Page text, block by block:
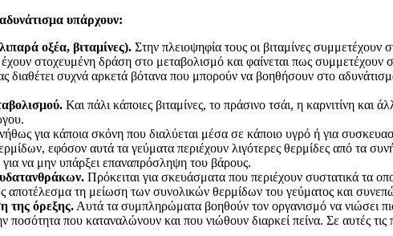
υπάρχουν:
οξέα, βιταμίνες). Στην πλειοψηφία τους οι βιταμίνες
στοχευμένη δράση στο μεταβολισμό και φαίνεται πως συμμετέχουν
διαθέτει συχνά αρκετά βότανα που μπορούν να βοηθήσουν στο
Και πάλι κάποιες βιταμίνες, το πράσινο τσάι, η καρνιτίνη
για κάποια σκόνη που διαλύεται μέσα σε κάποιο υγρό ή για
εφόσον αυτά τα γεύματα περιέχουν λιγότερες θερμίδες από τα
να μην υπάρξει επαναπρόσληψη του βάρους.
Πρόκειται για σκευάσματα που περιέχουν συστατικά τα
τη μείωση των συνολικών θερμίδων του γεύματος και
της όρεξης. Αυτά τα συμπληρώματα βοηθούν τον οργανισμό να νιώσει
ποσότητα που καταναλώνουν και που νιώθουν διαρκεί πείνα. Σε αυτές τις